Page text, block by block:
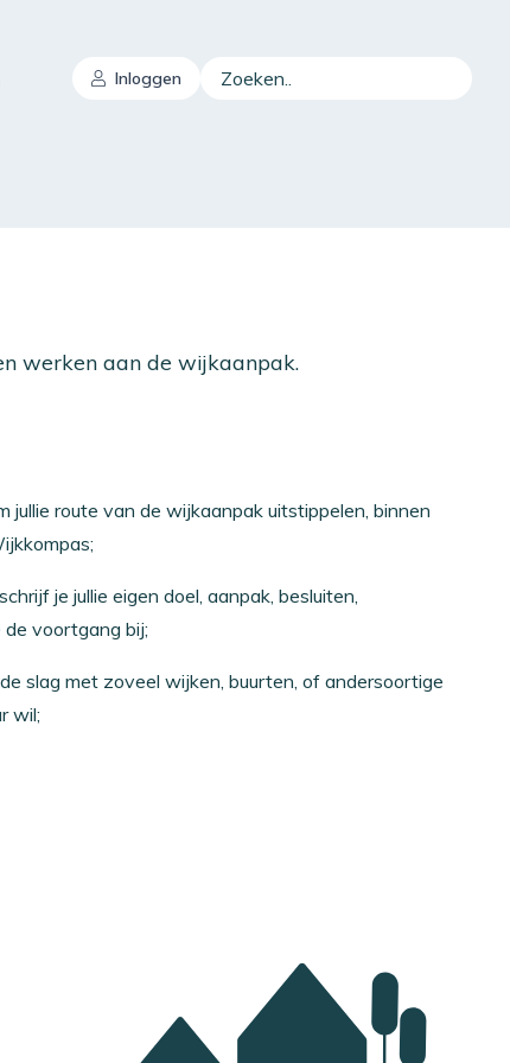
Inloggen Zoeken..
werken aan de wijkaanpak.
jullie route van de wijkaanpak uitstippelen, binnen
je jullie eigen doel, aanpak, besluiten,
voortgang bij;
slag met zoveel wijken, buurten, of andersoortige
wil;